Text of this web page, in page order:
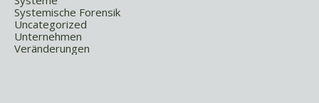
Systemische Forensik
Uncategorized
Unternehmen
Veränderungen